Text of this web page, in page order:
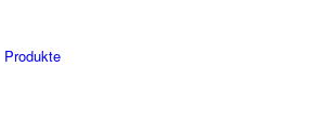
Produkte